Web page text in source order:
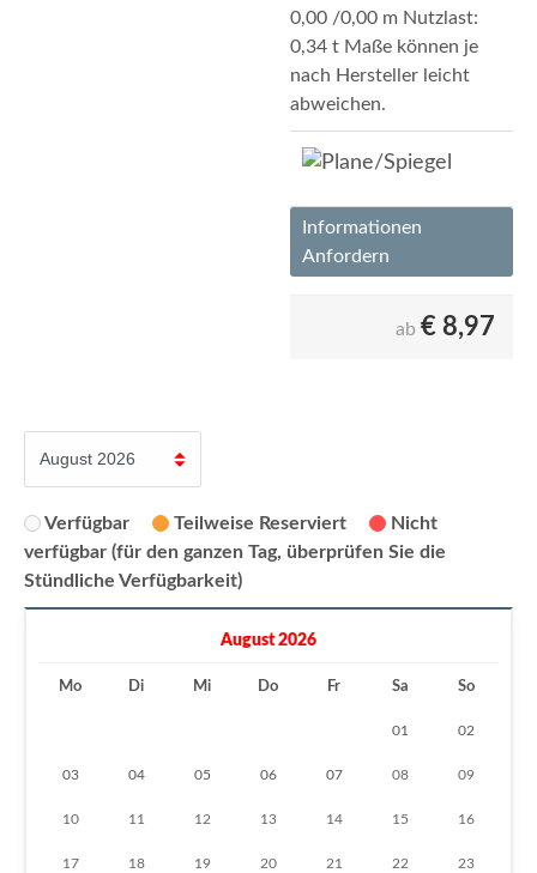
0,00 /0,00 m Nutzlast:
0,34 t Maße können je
nach Hersteller leicht
abweichen.
Informationen
Anfordern
ab € 8,97
Verfügbar Teilweise Reserviert
Nicht
verfügbar (für den ganzen Tag, überprüfen Sie die
Stündliche Verfügbarkeit)
August 2026
Mo Di Mi Do Fr Sa So
01 02
03 04 05 06 07 08 09
10 11 12 13 14 15 16
17 18 19 20 21 22 23